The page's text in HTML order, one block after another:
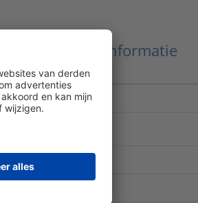
Meer informatie